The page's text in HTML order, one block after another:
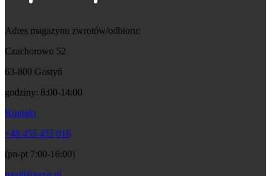
Adres magazynu zwrotów/odbioru:
Czachorowo 52
63-800 Gostyń
godziny: 8:00-14:00
Kontakt
+48 455 455 016
(pn-pt 7:00-16:00)